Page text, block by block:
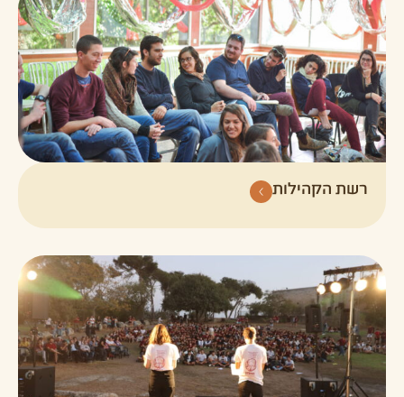
רשת הקהילות